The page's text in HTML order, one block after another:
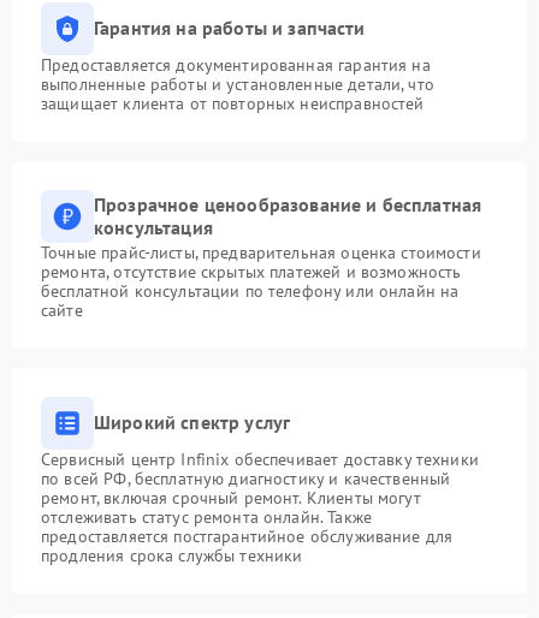
Гарантия на работы и запчасти
Предоставляется документированная гарантия на
выполненные работы и установленные детали, что
защищает клиента от повторных неисправностей
Прозрачное ценообразование и бесплатная
консультация
Точные прайс-листы, предварительная оценка стоимости
ремонта, отсутствие скрытых платежей и возможность
бесплатной консультации по телефону или онлайн на
сайте
Широкий спектр услуг
Сервисный центр Infinix обеспечивает доставку техники
по всей РФ, бесплатную диагностику и качественный
ремонт, включая срочный ремонт. Клиенты могут
отслеживать статус ремонта онлайн. Также
предоставляется постгарантийное обслуживание для
продления срока службы техники